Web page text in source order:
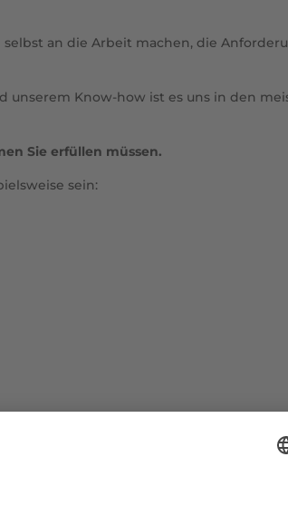
an die Arbeit machen, die
unserem Know-how ist es uns in den
Sie erfüllen müssen.
sein:
die Handlungsempfehlungen für
um die Einhaltung der DIN-Normen
Ihre Produktionsprozesse wie